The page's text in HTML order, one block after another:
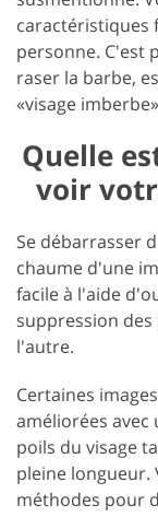
caractéristiques
personne. C'est
raser la barbe,
«visage
Quelle
voir
Se débarrasser
chaume d'une
facile à l'aide
suppression
l'autre.
Certaines
améliorées
poils du visage
pleine longueur.
méthodes pour